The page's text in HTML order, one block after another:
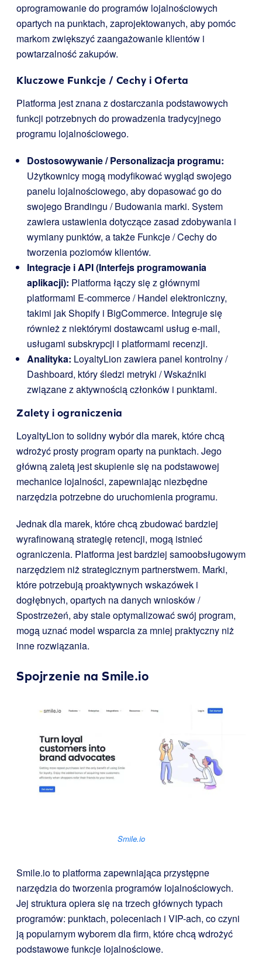
oprogramowanie do programów lojalnościowych
opartych na punktach, zaprojektowanych, aby pomóc
markom zwiększyć zaangażowanie klientów i
powtarzalność zakupów.
Kluczowe Funkcje / Cechy i Oferta
Platforma jest znana z dostarczania podstawowych
funkcji potrzebnych do prowadzenia tradycyjnego
programu lojalnościowego.
Dostosowywanie / Personalizacja programu:
Użytkownicy mogą modyfikować wygląd swojego
panelu lojalnościowego, aby dopasować go do
swojego Brandingu / Budowania marki. System
zawiera ustawienia dotyczące zasad zdobywania i
wymiany punktów, a także Funkcje / Cechy do
tworzenia poziomów klientów.
Integracje i API (Interfejs programowania
aplikacji): Platforma łączy się z głównymi
platformami E-commerce / Handel elektroniczny,
takimi jak Shopify i BigCommerce. Integruje się
również z niektórymi dostawcami usług e-mail,
usługami subskrypcji i platformami recenzji.
Analityka: LoyaltyLion zawiera panel kontrolny /
Dashboard, który śledzi metryki / Wskaźniki
związane z aktywnością członków i punktami.
Zalety i ograniczenia
LoyaltyLion to solidny wybór dla marek, które chcą
wdrożyć prosty program oparty na punktach. Jego
główną zaletą jest skupienie się na podstawowej
mechanice lojalności, zapewniając niezbędne
narzędzia potrzebne do uruchomienia programu.
Jednak dla marek, które chcą zbudować bardziej
wyrafinowaną strategię retencji, mogą istnieć
ograniczenia. Platforma jest bardziej samoobsługowym
narzędziem niż strategicznym partnerstwem. Marki,
które potrzebują proaktywnych wskazówek i
dogłębnych, opartych na danych wniosków /
Spostrzeżeń, aby stale optymalizować swój program,
mogą uznać model wsparcia za mniej praktyczny niż
inne rozwiązania.
Spojrzenie na Smile.io
Smile.io
Smile.io to platforma zapewniająca przystępne
narzędzia do tworzenia programów lojalnościowych.
Jej struktura opiera się na trzech głównych typach
programów: punktach, poleceniach i VIP-ach, co czyni
ją popularnym wyborem dla firm, które chcą wdrożyć
podstawowe funkcje lojalnościowe.